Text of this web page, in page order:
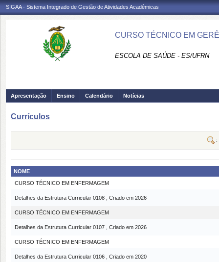
SIGAA - Sistema Integrado de Gestão de Atividades Acadêmicas
CURSO TÉCNICO EM
ESCOLA DE SAÚDE - ES/UFRN
Apresentação Ensino Calendário Notícias
Currículos
:
NOME
CURSO TÉCNICO EM ENFERMAGEM
Detalhes da Estrutura Curricular 0108 , Criado em 2026
CURSO TÉCNICO EM ENFERMAGEM
Detalhes da Estrutura Curricular 0107 , Criado em 2026
CURSO TÉCNICO EM ENFERMAGEM
Detalhes da Estrutura Curricular 0106 , Criado em 2020